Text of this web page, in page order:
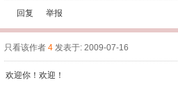
回复
举报
只看该作者 4 发表于: 2009-07-16
欢迎你！欢迎！